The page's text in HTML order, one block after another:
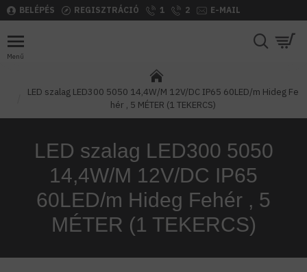
BELÉPÉS REGISZTRÁCIÓ 1 2 E-MAIL
LED szalag LED300 5050 14,4W/M 12V/DC IP65 60LED/m Hideg Fe
hér , 5 MÉTER (1 TEKERCS)
LED szalag LED300 5050
14,4W/M 12V/DC IP65
60LED/m Hideg Fehér , 5
MÉTER (1 TEKERCS)